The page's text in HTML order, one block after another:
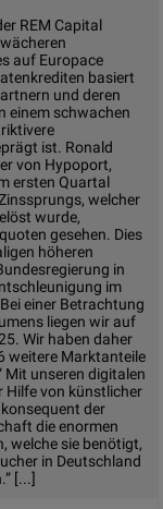
REM Capital
auf Europace
basiert
und deren
einem schwachen
ist. Ronald
von Hypoport,
ersten Quartal
welcher
wurde,
gesehen. Dies
höheren
in
im
einer Betrachtung
liegen wir auf
Wir haben daher
weitere Marktanteile
Mit unseren digitalen
von künstlicher
der
die enormen
welche sie benötigt,
in Deutschland
[...]